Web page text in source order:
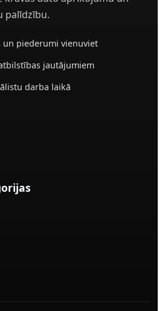
palīdzību.
un piederumi vienuviet
jautājumiem
darba laikā